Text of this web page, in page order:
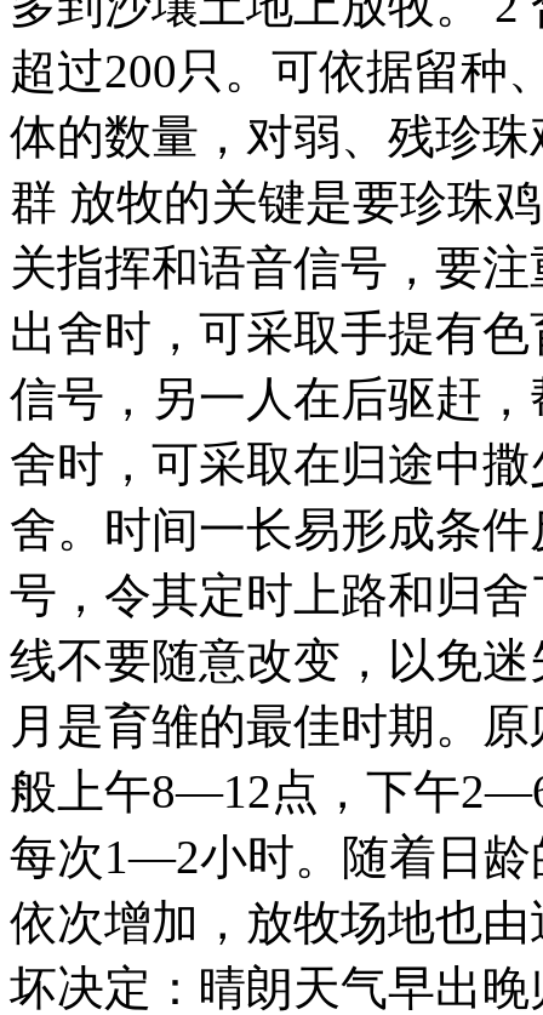
超过200只。可依据留种
体的数量，对弱、残珍
群 放牧的关键是要珍珠
关指挥和语音信号，要
出舍时，可采取手提有
信号，另一人在后驱赶
舍时，可采取在归途中
舍。时间一长易形成条
号，令其定时上路和归
线不要随意改变，以免
月是育雏的最佳时期。
般上午8—12点，下午
每次1—2小时。随着日
依次增加，放牧场地也
坏决定：晴朗天气早出